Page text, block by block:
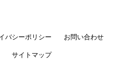
バシーポリシー
お問い合わせ
サイトマップ